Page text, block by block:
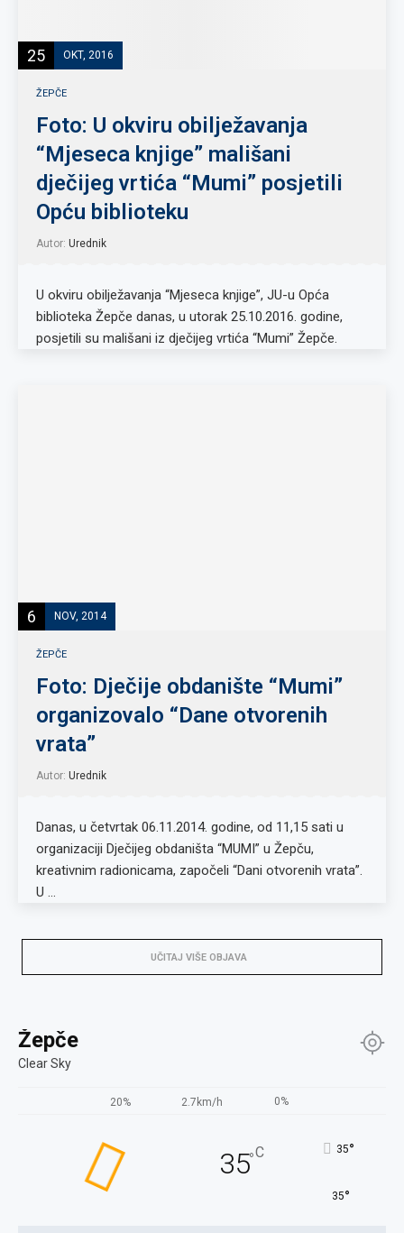
25 OKT, 2016
ŽEPČE
Foto: U okviru obilježavanja
“Mjeseca knjige” mališani
dječijeg vrtića “Mumi” posjetili
Opću biblioteku
Autor: Urednik
U okviru obilježavanja “Mjeseca knjige”, JU-u Opća
biblioteka Žepče danas, u utorak 25.10.2016. godine,
posjetili su mališani iz dječijeg vrtića “Mumi” Žepče.
6 NOV, 2014
ŽEPČE
Foto: Dječije obdanište “Mumi”
organizovalo “Dane otvorenih
vrata”
Autor: Urednik
Danas, u četvrtak 06.11.2014. godine, od 11,15 sati u
organizaciji Dječijeg obdaništa “MUMI” u Žepču,
kreativnim radionicama, započeli “Dani otvorenih vrata”.
U …
UČITAJ VIŠE OBJAVA
Žepče
Clear Sky
20% 2.7km/h 0%
35°C 35°
35°